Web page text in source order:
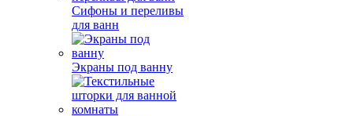
Сифоны и переливы
для ванн
Экраны под ванну